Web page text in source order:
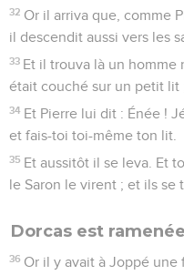
32 Or il arriva que, comme
il descendit aussi vers les
33 Et il trouva là un homme
était couché sur un petit lit
34 Et Pierre lui dit : Énée !
et fais-toi toi-même ton lit.
35 Et aussitôt il se leva. Et
le Saron le virent ; et ils se
Dorcas est
36 Or il y avait à Joppé